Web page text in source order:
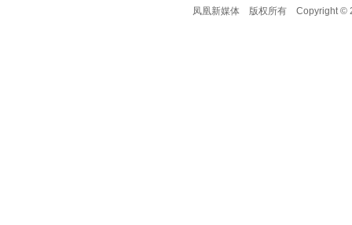
凤凰新媒体
版权所有 Copyright ©